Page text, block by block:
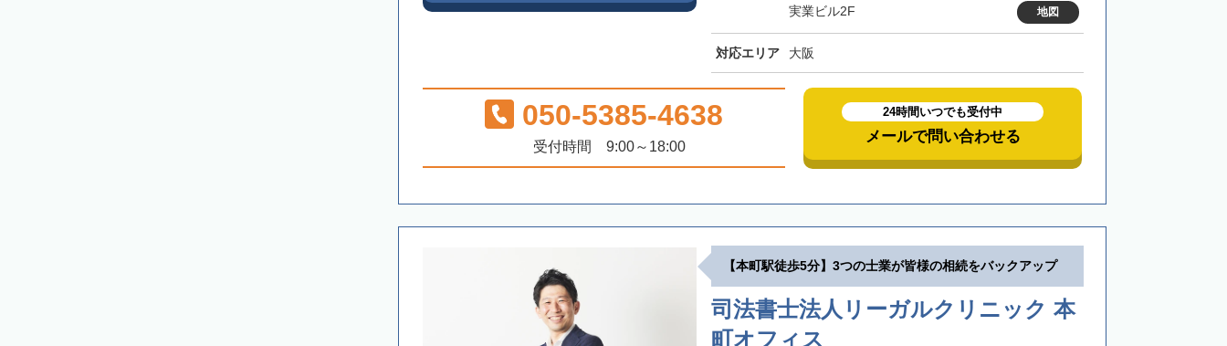
実業ビル2F
地図
対応エリア 大阪
050-5385-4638
受付時間 9:00～18:00
24時間いつでも受付中
メールで問い合わせる
【本町駅徒歩5分】3つの士業が皆様の相続をバックアップ
司法書士法人リーガルクリニック 本
町オフィス